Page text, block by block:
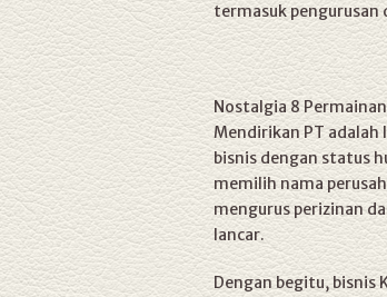
termasuk pengurusan
Nostalgia 8
Mendirikan PT adalah
bisnis dengan status
memilih nama
mengurus perizinan
lancar.
Dengan begitu, bisnis